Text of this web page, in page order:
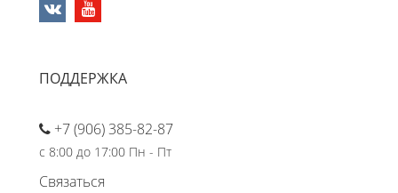
ПОДДЕРЖКА
+7 (906) 385-82-87
с 8:00 до 17:00 Пн - Пт
Связаться